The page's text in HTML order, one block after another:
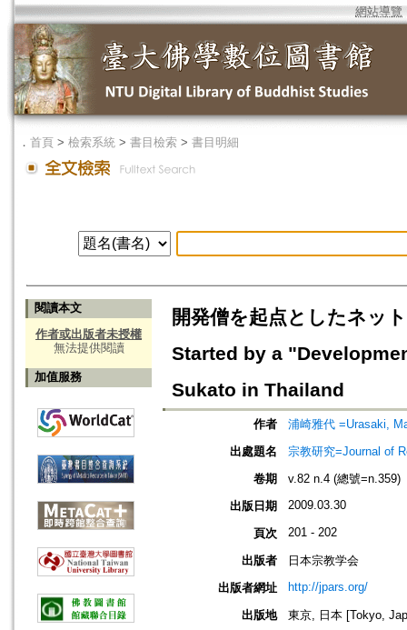
網站導覽
． 首頁 > 檢索系統 > 書目檢索 > 書目明細
閱讀本文
作者或出版者未授權
無法提供閱讀
加值服務
開発僧を起点としたネッ
Started by a
Sukato in Thailand
作者
浦崎雅代 =Urasaki,
出處題名
宗教研究=Journal of
卷期
v.82 n.4 (總號=n.359)
出版日期
2009.03.30
頁次 201 - 202
出版者
日本宗教学会
出版者網址
http://jpars.org/
出版地
東京, 日本 [Tokyo,